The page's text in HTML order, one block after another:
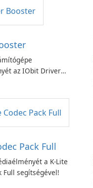
az IObit Driver
Pack Full
a K-Lite
Full segítségével!